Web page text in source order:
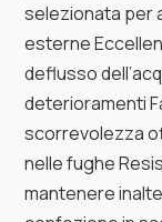
selezionata per
esterne
deflusso
deterioramenti
scorrevolezza
nelle fughe
mantenere